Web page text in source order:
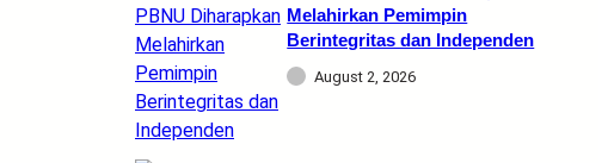
Melahirkan Pemimpin
Berintegritas dan Independen
August 2, 2026